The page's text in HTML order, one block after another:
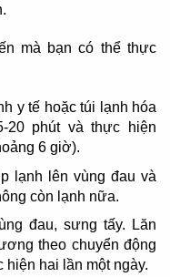
mà bạn có thể thực
y tế hoặc túi lạnh hóa
20 phút và thực hiện
6 giờ).
lạnh lên vùng đau và
còn lạnh nữa.
đau, sưng tấy. Lăn
theo chuyển động
hiện hai lần một ngày.